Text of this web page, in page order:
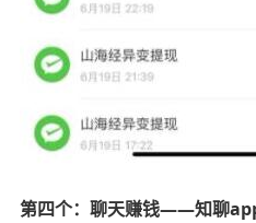
第四个：聊天赚钱——知聊